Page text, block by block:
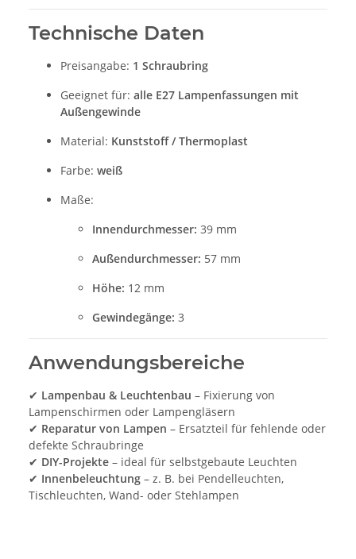
Technische Daten
Preisangabe: 1 Schraubring
Geeignet für: alle E27 Lampenfassungen mit
Außengewinde
Material: Kunststoff / Thermoplast
Farbe: weiß
Maße:
Innendurchmesser: 39 mm
Außendurchmesser: 57 mm
Höhe: 12 mm
Gewindegänge: 3
Anwendungsbereiche
✔ Lampenbau & Leuchtenbau – Fixierung von
Lampenschirmen oder Lampengläsern
✔ Reparatur von Lampen – Ersatzteil für fehlende oder
defekte Schraubringe
✔ DIY-Projekte – ideal für selbstgebaute Leuchten
✔ Innenbeleuchtung – z. B. bei Pendelleuchten,
Tischleuchten, Wand- oder Stehlampen